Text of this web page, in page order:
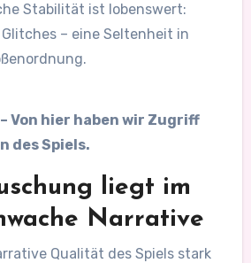
Stabilität ist lobenswert:
Glitches – eine Seltenheit in
Von hier haben wir Zugriff
des Spiels.
liegt im
Narrative
Qualität des Spiels stark